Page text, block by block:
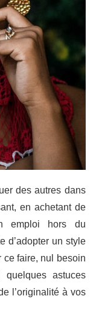
des autres dans
en achetant de
emploi hors du
d’adopter un style
ce faire, nul besoin
quelques astuces
l’originalité à vos